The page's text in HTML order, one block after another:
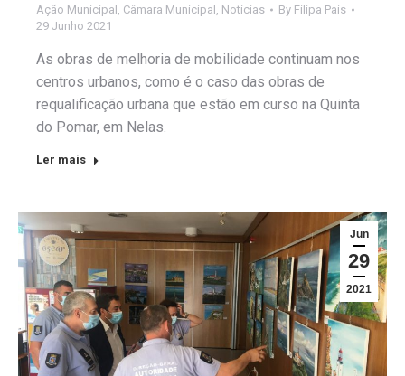
Ação Municipal Câmara Municipal Notícias By Filipa Pais
29 Junho 2021
As obras de melhoria de mobilidade continuam nos
centros urbanos, como é o caso das obras de
requalificação urbana que estão em curso na Quinta
do Pomar, em Nelas.
Ler mais
Jun
29
2021